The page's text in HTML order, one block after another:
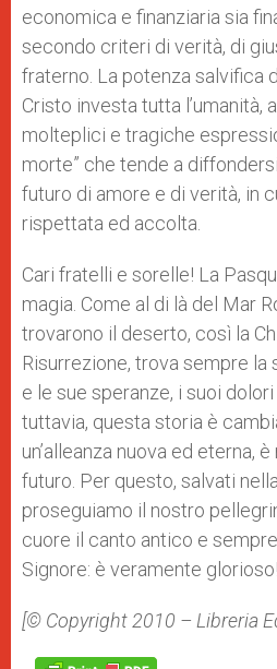
economica e finanziaria sia
secondo criteri di verità, di
fraterno. La potenza salvifica
Cristo investa tutta l’umanità,
molteplici e tragiche
morte” che tende a
futuro di amore e di verità, in
rispettata ed accolta.
Cari fratelli e sorelle! La
magia. Come al di là del Mar
trovarono il deserto, così la
Risurrezione, trova sempre la
e le sue speranze, i suoi
tuttavia, questa storia è
un’alleanza nuova ed eterna,
futuro. Per questo, salvati
proseguiamo il nostro
cuore il canto antico e sempre
Signore: è veramente
[© Copyright 2010 – Libreria